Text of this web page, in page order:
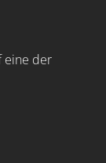
eine der